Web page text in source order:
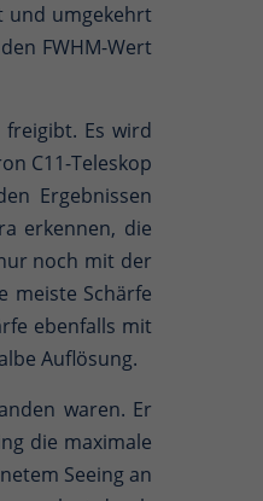
und umgekehrt
FWHM-Wert
Es wird
C11-Teleskop
Ergebnissen
erkennen, die
noch mit der
meiste Schärfe
ebenfalls mit
Auflösung.
waren. Er
die maximale
Seeing an